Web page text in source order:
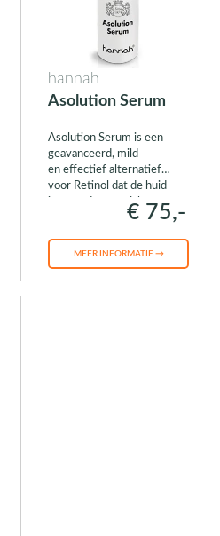
hannah
Asolution Serum
Asolution Serum is een
geavanceerd, mild
en effectief alternatief
voor Retinol dat de huid
in meerdere opzichten
aanzienlijk verbetert€ 75,-
MEER INFORMATIE →